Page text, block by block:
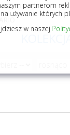
partnerom
na używanie których
w naszej